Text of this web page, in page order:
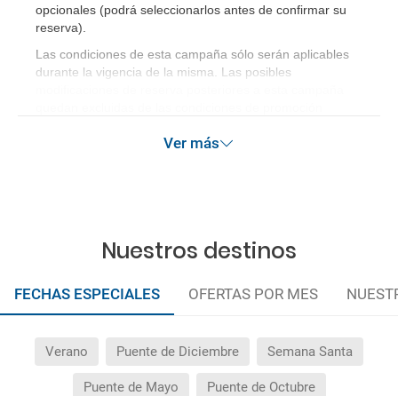
opcionales (podrá seleccionarlos antes de confirmar su
reserva)
Las condiciones de esta campaña sólo serán aplicables
durante la vigencia de la misma. Las posibles
Ver más
Nuestros destinos
FECHAS ESPECIALES OFERTAS POR MES
Verano Puente de Diciembre Semana Santa
Puente de Mayo Puente de Octubre